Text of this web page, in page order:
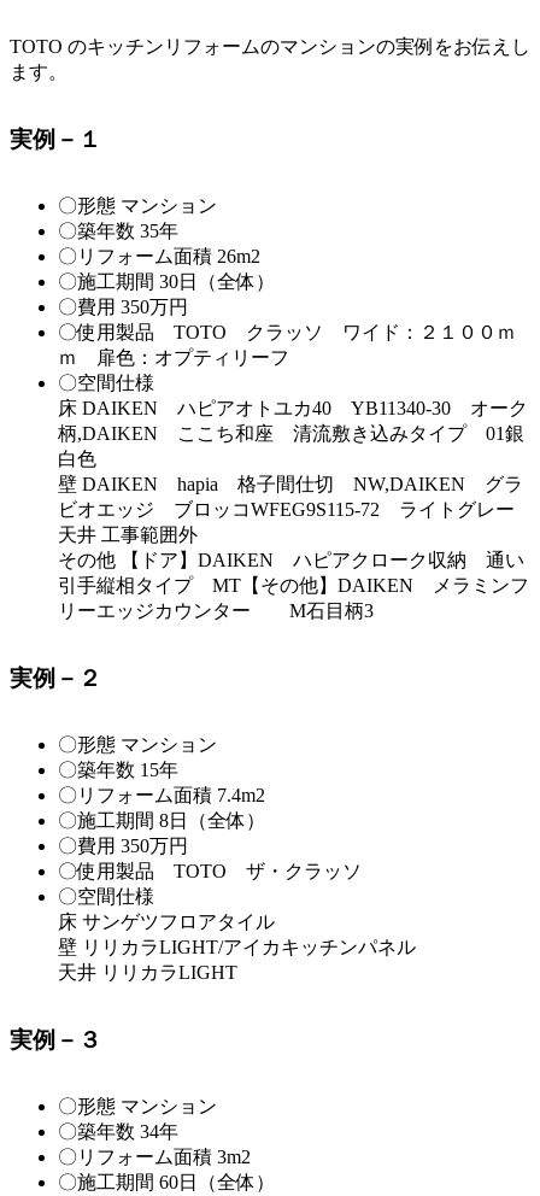
TOTO のキッチンリフォームのマンションの実例をお伝えし
ます。
実例－１
〇形態 マンション
〇築年数 35年
〇リフォーム面積 26m2
〇施工期間 30日（全体）
〇費用 350万円
〇使用製品 TOTO クラッソ ワイド：２１００ｍ
ｍ 扉色：オプティリーフ
〇空間仕様
床 DAIKEN ハピアオトユカ40 YB11340-30 オーク
柄,DAIKEN ここち和座 清流敷き込みタイプ 01銀
白色
壁 DAIKEN hapia 格子間仕切 NW,DAIKEN グラ
ビオエッジ ブロッコWFEG9S115-72 ライトグレー
天井 工事範囲外
その他 【ドア】DAIKEN ハピアクローク収納 通い
引手縦相タイプ MT【その他】DAIKEN メラミンフ
リーエッジカウンター M石目柄3
実例－２
〇形態 マンション
〇築年数 15年
〇リフォーム面積 7.4m2
〇施工期間 8日（全体）
〇費用 350万円
〇使用製品 TOTO ザ・クラッソ
〇空間仕様
床 サンゲツフロアタイル
壁 リリカラLIGHT/アイカキッチンパネル
天井 リリカラLIGHT
実例－３
〇形態 マンション
〇築年数 34年
〇リフォーム面積 3m2
〇施工期間 60日（全体）